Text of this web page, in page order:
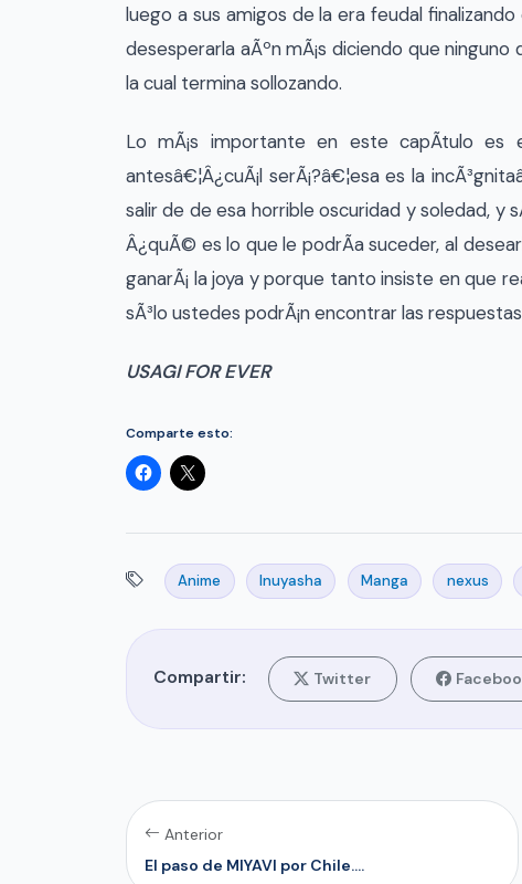
luego a sus amigos de la era feudal
desesperarla aÃºn mÃ¡s diciendo que ninguno
la cual termina sollozando.
Lo mÃ¡s importante en este capÃ­tulo
antesâ€¦Â¿cuÃ¡l serÃ¡?â€¦esa es la
salir de de esa horrible oscuridad y soledad, y
Â¿quÃ© es lo que le podrÃ­a suceder, al
ganarÃ¡ la joya y porque tanto insiste en que
sÃ³lo ustedes podrÃ¡n encontrar las
USAGI FOR EVER
Comparte esto:
Anime Inuyasha Manga nexus
Compartir: Twitter
Anterior
El paso de MIYAVI por Chile....